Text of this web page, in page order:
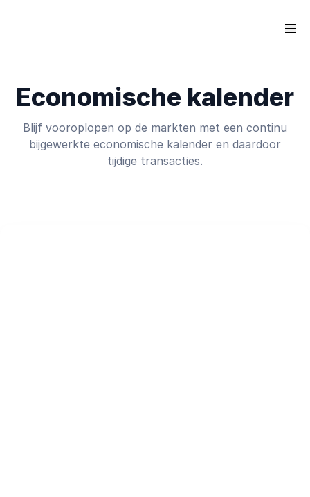
Economische kalender
Blijf vooroplopen op de markten met een continu
bijgewerkte economische kalender en daardoor
tijdige transacties.